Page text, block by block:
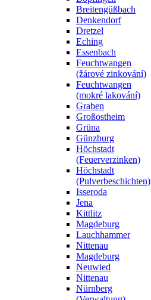
Breitengüßbach
Denkendorf
Dretzel
Eching
Essenbach
Feuchtwangen
(žárové zinkování)
Feuchtwangen
(mokré lakování)
Graben
Großostheim
Grüna
Günzburg
Höchstadt
(Feuerverzinken)
Höchstadt
(Pulverbeschichten)
Isseroda
Jena
Kittlitz
Magdeburg
Lauchhammer
Nittenau
Magdeburg
Neuwied
Nittenau
Nürnberg